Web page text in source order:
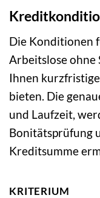
Die Konditionen
Arbeitslose ohne
Ihnen
bieten. Die
und Laufzeit,
Bonitätsprüfung
Kreditsumme
KRITERIUM